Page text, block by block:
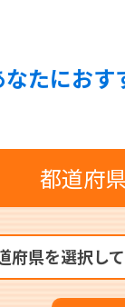
なたにおす
都道府
府県を選択し